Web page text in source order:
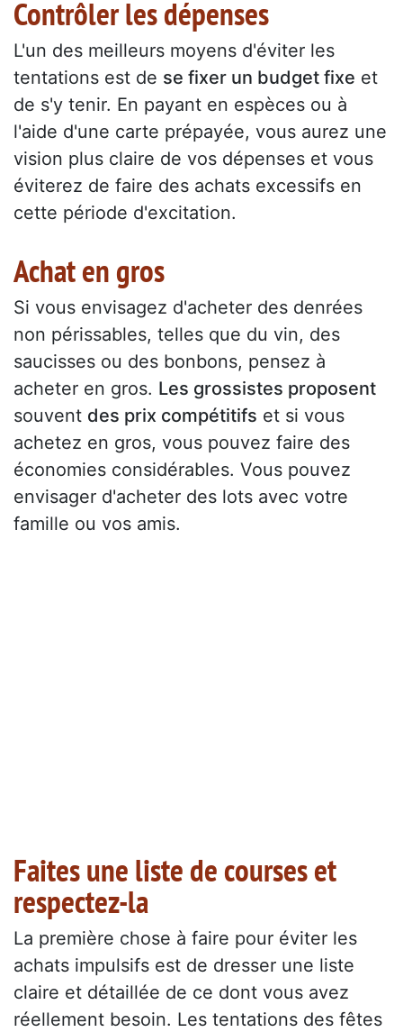
Contrôler les dépenses
L'un des meilleurs moyens d'éviter les
tentations est de se fixer un budget fixe et
de s'y tenir. En payant en espèces ou à
l'aide d'une carte prépayée, vous aurez une
vision plus claire de vos dépenses et vous
éviterez de faire des achats excessifs en
cette période d'excitation.
Achat en gros
Si vous envisagez d'acheter des denrées
non périssables, telles que du vin, des
saucisses ou des bonbons, pensez à
acheter en gros. Les grossistes proposent
souvent des prix compétitifs et si vous
achetez en gros, vous pouvez faire des
économies considérables. Vous pouvez
envisager d'acheter des lots avec votre
famille ou vos amis.
Faites une liste de courses et
respectez-la
La première chose à faire pour éviter les
achats impulsifs est de dresser une liste
claire et détaillée de ce dont vous avez
réellement besoin. Les tentations des fêtes